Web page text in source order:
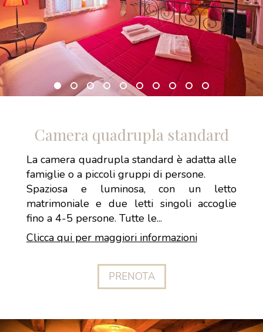
Camera quadrupla standard
La camera quadrupla standard è adatta alle
famiglie o a piccoli gruppi di persone.
Spaziosa e luminosa, con un letto
matrimoniale e due letti singoli accoglie
fino a 4-5 persone. Tutte le...
Clicca qui per maggiori informazioni
PRENOTA